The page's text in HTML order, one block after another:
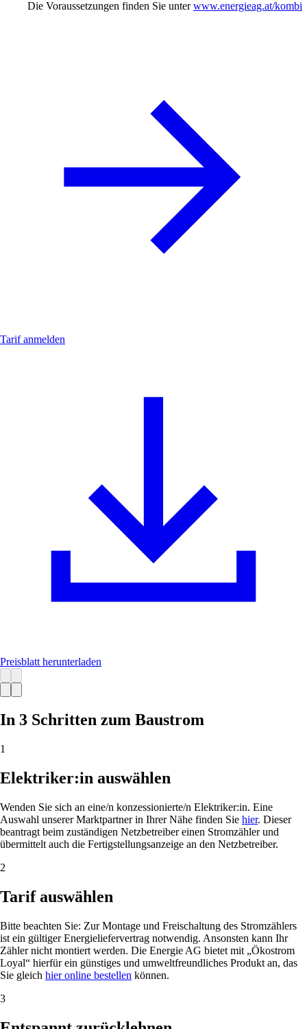
Die Voraussetzungen finden Sie unterwww.energieag.at/kombi
Tarif anmelden
Preisblatt herunterladen
In 3 Schritten zum Baustrom
1
Elektriker:in auswählen
Wenden Sie sich an eine/n konzessionierte/n Elektriker:in. Eine
Auswahl unserer Marktpartner in Ihrer Nähe finden Sie hier. Dieser
beantragt beim zuständigen Netzbetreiber einen Stromzähler und
übermittelt auch die Fertigstellungsanzeige an den Netzbetreiber.
2
Tarif auswählen
Bitte beachten Sie: Zur Montage und Freischaltung des Stromzählers
ist ein gültiger Energieliefervertrag notwendig. Ansonsten kann Ihr
Zähler nicht montiert werden. Die Energie AG bietet mit „Ökostrom
Loyal“ hierfür ein günstiges und umweltfreundliches Produkt an, das
Sie gleich hier online bestellen können.
3